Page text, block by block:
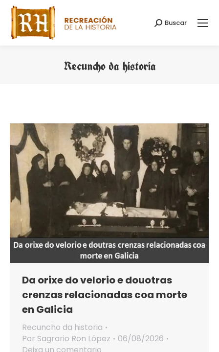
Search:
Buscar
Recuncho da historia
Da orixe do velorio e douotras
crenzas relacionadas coa morte
en Galicia
Recuncho da historia
Por Sagrario Ron López
06/08/2026